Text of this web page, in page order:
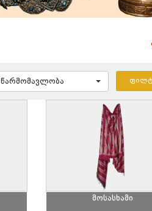
წარმომავლობა
მოსასხამი